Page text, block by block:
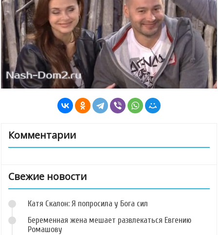
Комментарии
Свежие новости
Катя Скалон: Я попросила у Бога сил
Беременная жена мешает развлекаться Евгению
Ромашову